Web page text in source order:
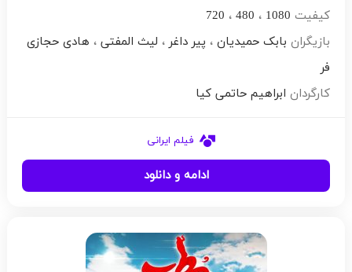
کیفیت 1080 ، 480 ، 720
بازیگران بابک حمیدیان ، پیر داغر ، لیث المفتی ، هادی حجازی
فر
کارگردان ابراهیم حاتمی کیا
فیلم ایرانی
ادامه و دانلود